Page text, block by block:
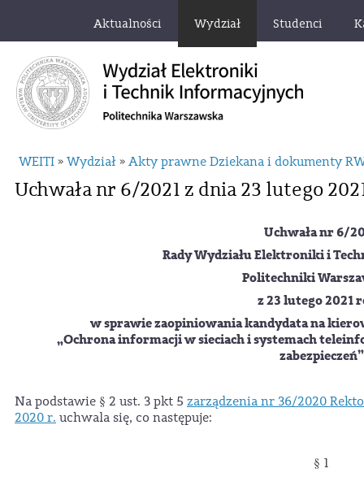
Aktualności Wydział Studenci
WEITI » Wydział » Akty prawne Dziekana i dokumenty
Uchwała nr 6/2021 z dnia 23 lutego
Uchwała nr 6/
Rady Wydziału Elektroniki i
Politechniki
z 23 lutego 2021
w sprawie zaopiniowania kandydata na
„Ochrona informacji w sieciach i systemach
zabezpieczeń”
Na podstawie § 2 ust. 3 pkt 5 zarządzenia nr 36/2020
2020 r. uchwala się, co następuje:
§ 1